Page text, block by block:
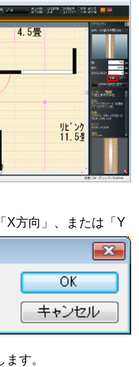
X方向」、または「Y
す。